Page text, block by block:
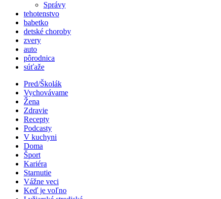
Správy
tehotenstvo
babetko
detské choroby
zvery
auto
pôrodnica
súťaže
Pred/Školák
Vychovávame
Žena
Zdravie
Recepty
Podcasty
V kuchyni
Doma
Šport
Kariéra
Starnutie
Vážne veci
Keď je voľno